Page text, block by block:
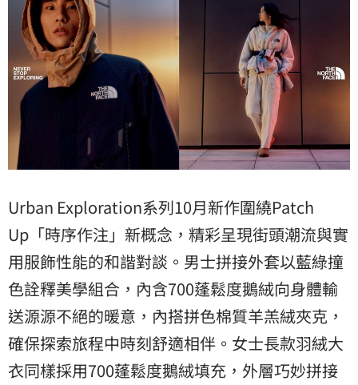
Urban Exploration系列10月新作圍繞Patch
Up「時序作注」新概念，精彩呈現街頭潮流與實
用服飾性能的和諧對談。男士拼接外套以藍綠撞
色詮釋美學組合，內含700蓬鬆度鵝絨向身體輸
送源源不絕的暖意，內搭拼色棉質羊羔絨夾克，
確保探索旅程中時刻舒適相伴。女士長款羽絨大
衣同樣採用700蓬鬆度鵝絨填充，外層巧妙拼接